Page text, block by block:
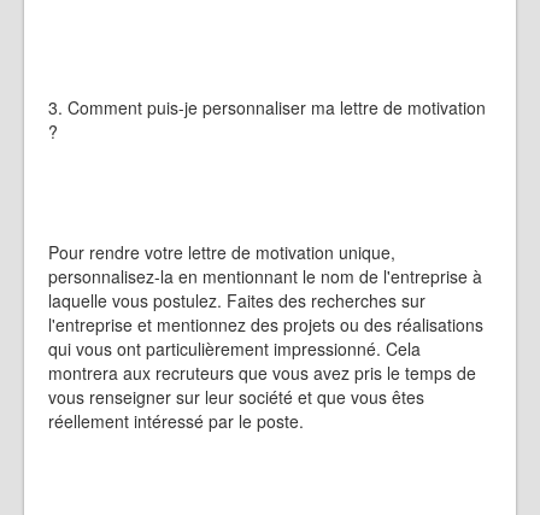
3. Comment puis-je personnaliser ma lettre de motivation
?
Pour rendre votre lettre de motivation unique,
personnalisez-la en mentionnant le nom de l'entreprise à
laquelle vous postulez. Faites des recherches sur
l'entreprise et mentionnez des projets ou des réalisations
qui vous ont particulièrement impressionné. Cela
montrera aux recruteurs que vous avez pris le temps de
vous renseigner sur leur société et que vous êtes
réellement intéressé par le poste.